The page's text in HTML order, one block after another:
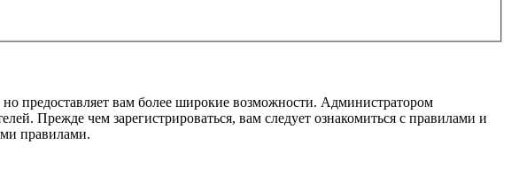
предоставляет вам более широкие возможности. Администратором
Прежде чем зарегистрироваться, вам следует ознакомиться с правилами и
правилами.